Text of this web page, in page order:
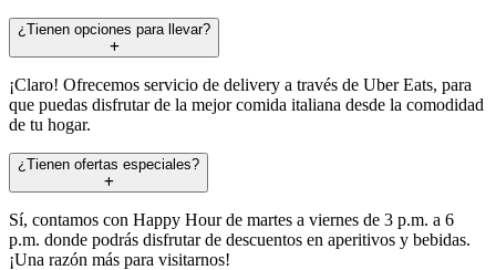
¿Tienen opciones para llevar?
¡Claro! Ofrecemos servicio de delivery a través de Uber Eats, para
que puedas disfrutar de la mejor comida italiana desde la comodidad
de tu hogar.
¿Tienen ofertas especiales?
Sí, contamos con Happy Hour de martes a viernes de 3 p.m. a 6
p.m. donde podrás disfrutar de descuentos en aperitivos y bebidas.
¡Una razón más para visitarnos!